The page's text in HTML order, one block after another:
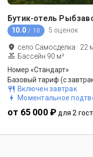
Бутик-отель
10.0 / 10 5 оценок
село Самосделка · 22
Бассейн 90 м²
Номер «Стандарт»
Базовый тариф (с
Включен завтрак
Моментальное
от 65 000 ₽ для 2